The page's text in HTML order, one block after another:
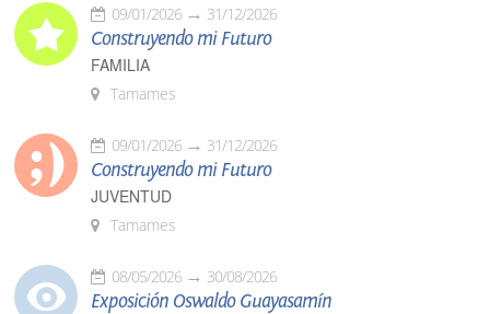
09/01/2026 31/12/2026
Construyendo mi Futuro
FAMILIA
Tamames
09/01/2026 31/12/2026
Construyendo mi Futuro
JUVENTUD
Tamames
08/05/2026 30/08/2026
Exposición Oswaldo Guayasamín